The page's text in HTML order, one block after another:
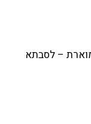
– לסבתא